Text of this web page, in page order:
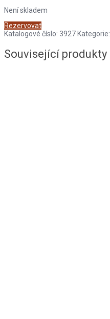
Není skladem
Rezervovat
Katalogové číslo: 3927 Kategorie:
Související produkty